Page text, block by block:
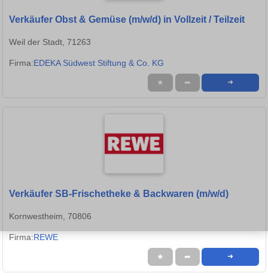
Verkäufer Obst & Gemüse (m/w/d) in Vollzeit / Teilzeit
Weil der Stadt, 71263
Firma:EDEKA Südwest Stiftung & Co. KG
★ ➦ ➜
Verkäufer SB-Frischetheke & Backwaren (m/w/d)
Kornwestheim, 70806
Firma:REWE
★ ➦ ➜